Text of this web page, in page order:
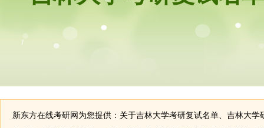
新东方在线考研网为您提供：关于吉林大学考研复试名单、吉林大学